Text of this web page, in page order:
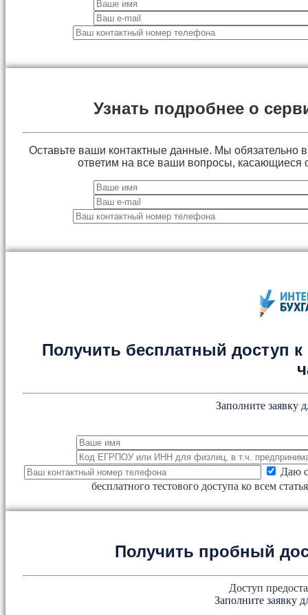
Узнать подробнее о
Оставьте ваши контактные данные. Мы обязательно
ответим на все ваши вопросы, касающиеся
Получить бесплатный доступ к
Заполните заявку
Даю
бесплатного тестового доступа ко всем
Получить пробный
Доступ
Заполните заявку